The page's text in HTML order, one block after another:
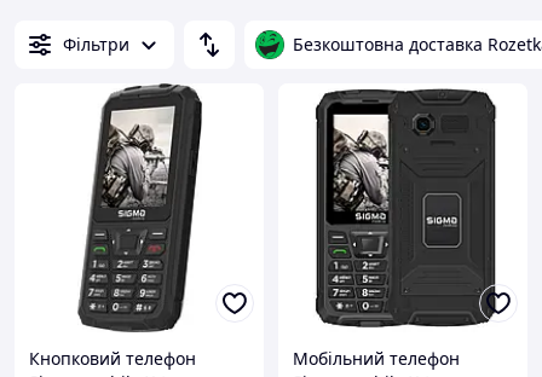
Фільтри Безкоштовна доставка
Кнопковий телефон
Мобільний телефон